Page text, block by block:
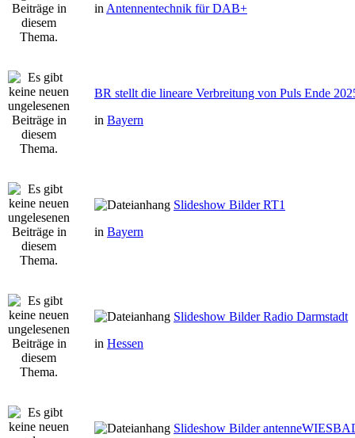
in Antennentechnik für DAB+
BR stellt die lineare Verbreitung von Puls Ende
in Bayern
Slideshow Bilder RT1
in Bayern
Slideshow Bilder Radio Darmstadt
in Hessen
Slideshow Bilder